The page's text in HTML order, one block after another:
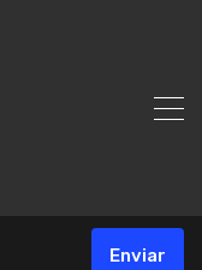
Enviar